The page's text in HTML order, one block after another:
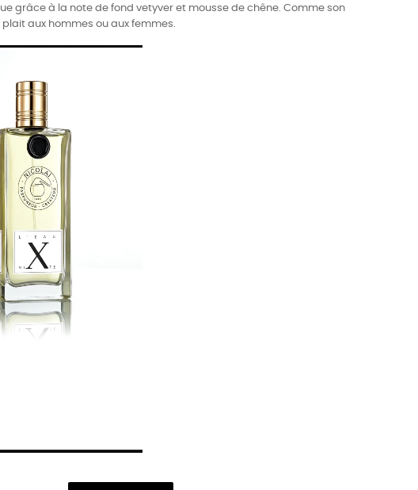
grâce à la note de fond vetyver et mousse de chêne. Comme son
plait aux hommes ou aux femmes.